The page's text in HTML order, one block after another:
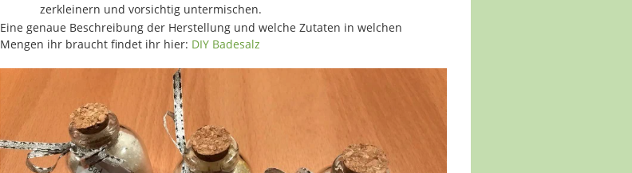
zerkleinern und vorsichtig untermischen.
Eine genaue Beschreibung der Herstellung und welche Zutaten in welchen
Mengen ihr braucht findet ihr hier: DIY Badesalz